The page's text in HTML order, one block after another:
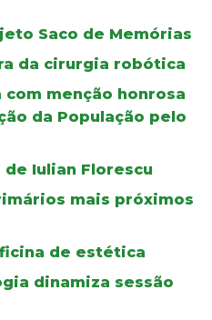
Saco de Memórias
da cirurgia robótica
com menção honrosa
da População pelo
Iulian Florescu
mais próximos
de estética
dinamiza sessão